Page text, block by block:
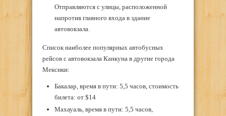
Отправляются с улицы, расположенной
напротив главного входа в здание
автовокзала.
Список наиболее популярных автобусных
рейсов с автовокзала Канкуна в другие города
Мексики:
Бакалар, время в пути: 5,5 часов, стоимость
билета: от $14
Махауаль, время в пути: 5,5 часов,